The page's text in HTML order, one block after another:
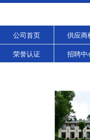
公司首页 供应商
荣誉认证 招聘中